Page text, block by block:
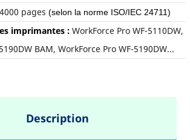
000 pages (selon la norme ISO/IEC 24711)
imprimantes : WorkForce Pro WF-5110DW,
BAM, WorkForce Pro WF-5190DW...
Description